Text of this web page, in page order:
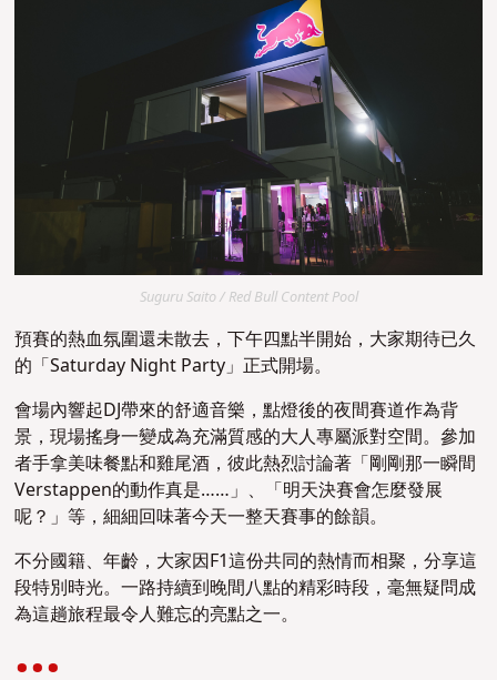
Suguru Saito / Red Bull Content Pool
預賽的熱血氛圍還未散去，下午四點半開始，大家期待已久
的「Saturday Night Party」正式開場。
會場內響起DJ帶來的舒適音樂，點燈後的夜間賽道作為背
景，現場搖身一變成為充滿質感的大人專屬派對空間。參加
者手拿美味餐點和雞尾酒，彼此熱烈討論著「剛剛那一瞬間
Verstappen的動作真是……」、「明天決賽會怎麼發展
呢？」等，細細回味著今天一整天賽事的餘韻。
不分國籍、年齡，大家因F1這份共同的熱情而相聚，分享這
段特別時光。一路持續到晚間八點的精彩時段，毫無疑問成
為這趟旅程最令人難忘的亮點之一。